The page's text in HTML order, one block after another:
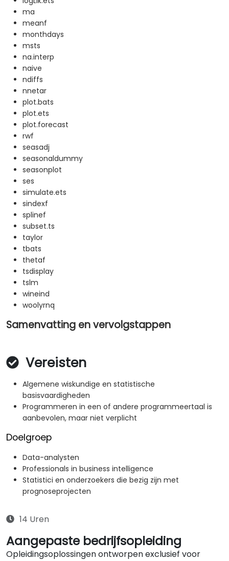
ma
meanf
monthdays
msts
na.interp
naive
ndiffs
nnetar
plot.bats
plot.ets
plot.forecast
rwf
seasadj
seasonaldummy
seasonplot
ses
simulate.ets
sindexf
splinef
subset.ts
taylor
tbats
thetaf
tsdisplay
tslm
wineind
woolyrnq
Samenvatting en vervolgstappen
Vereisten
Algemene wiskundige en statistische
basisvaardigheden
Programmeren in een of andere programmeertaal is
aanbevolen, maar niet verplicht
Doelgroep
Data-analysten
Professionals in business intelligence
Statistici en onderzoekers die bezig zijn met
prognoseprojecten
14 Uren
Aangepaste bedrijfsopleiding
Opleidingsoplossingen ontworpen exclusief voor